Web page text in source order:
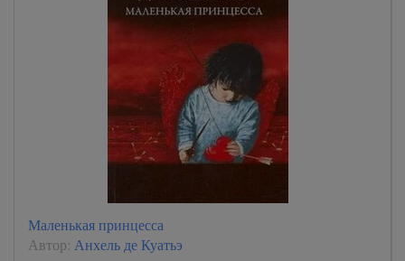
Маленькая принцесса
Автор: Анхель де Куатьэ